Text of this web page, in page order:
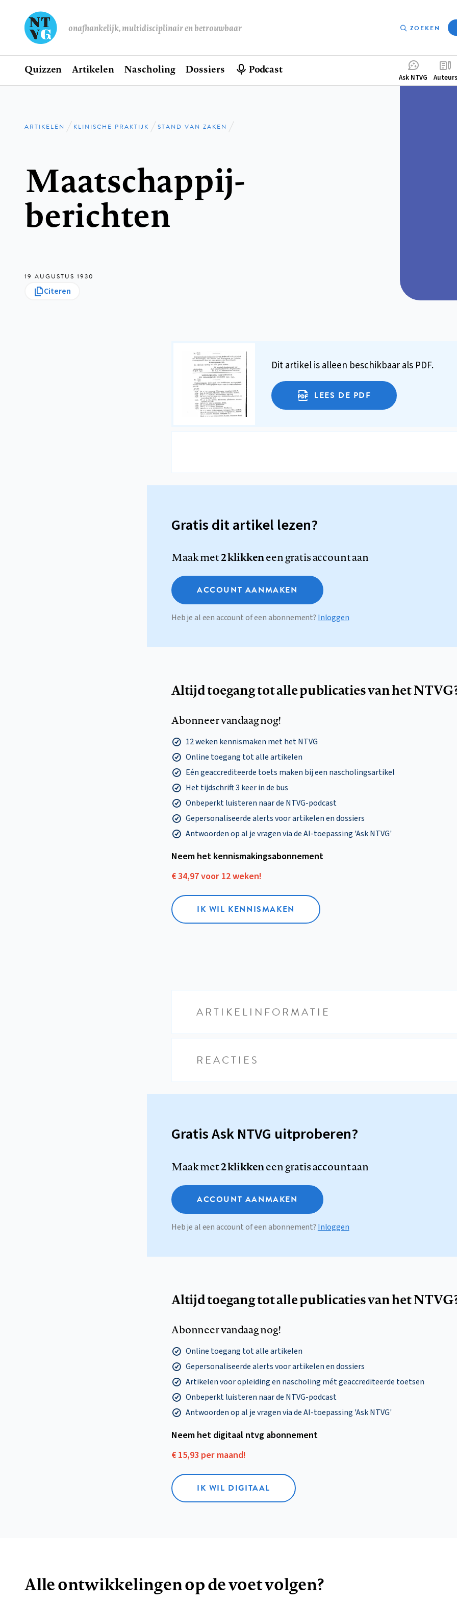
onafhankelijk, multidisciplinair en betrouwbaar ZOEKEN
Hoofdnavigatie
Home
Quizzen Artikelen Nascholing Dossiers Podcast
Ask NTVG Auteurs
Kruimelpad
ARTIKELEN KLINISCHE PRAKTIJK STAND VAN ZAKEN
Maatschappij-
berichten
19 AUGUSTUS 1930
Citeren
Dit artikel is alleen beschikbaar als PDF.
LEES DE PDF
Gratis dit artikel lezen?
Maak met2 klikkeneen gratis account aan
ACCOUNT AANMAKEN
Heb je al een account of een abonnement? Inloggen
Altijd toegang tot alle publicaties van het
Abonneer vandaag nog!
12 weken kennismaken met het NTVG
Online toegang tot alle artikelen
Eén geaccrediteerde toets maken bij een nascholingsartikel
Het tijdschrift 3 keer in de bus
Onbeperkt luisteren naar de NTVG-podcast
Gepersonaliseerde alerts voor artikelen en dossiers
Antwoorden op al je vragen via de AI-toepassing 'Ask NTVG'
Neem het kennismakings­abonnement
€ 34,97 voor 12 weken!
IK WIL KENNISMAKEN
ARTIKELINFORMATIE
REACTIES
Gratis Ask NTVG uitproberen?
Maak met2 klikkeneen gratis account aan
ACCOUNT AANMAKEN
Heb je al een account of een abonnement? Inloggen
Altijd toegang tot alle publicaties van het
Abonneer vandaag nog!
Online toegang tot alle artikelen
Gepersonaliseerde alerts voor artikelen en dossiers
Artikelen voor opleiding en nascholing mét geaccrediteerde toetsen
Onbeperkt luisteren naar de NTVG-podcast
Antwoorden op al je vragen via de AI-toepassing 'Ask NTVG'
Neem het digitaal ntvg abonnement
€ 15,93 per maand!
IK WIL DIGITAAL
Alle ontwikkelingen op de voet volgen?